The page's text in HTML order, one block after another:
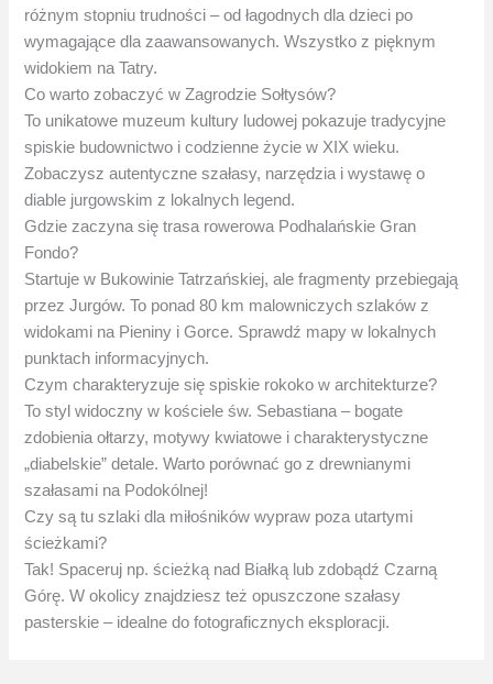
różnym stopniu trudności – od łagodnych dla dzieci po
wymagające dla zaawansowanych. Wszystko z pięknym
widokiem na Tatry.
Co warto zobaczyć w Zagrodzie Sołtysów?
To unikatowe muzeum kultury ludowej pokazuje tradycyjne
spiskie budownictwo i codzienne życie w XIX wieku.
Zobaczysz autentyczne szałasy, narzędzia i wystawę o
diable jurgowskim z lokalnych legend.
Gdzie zaczyna się trasa rowerowa Podhalańskie Gran
Fondo?
Startuje w Bukowinie Tatrzańskiej, ale fragmenty przebiegają
przez Jurgów. To ponad 80 km malowniczych szlaków z
widokami na Pieniny i Gorce. Sprawdź mapy w lokalnych
punktach informacyjnych.
Czym charakteryzuje się spiskie rokoko w architekturze?
To styl widoczny w kościele św. Sebastiana – bogate
zdobienia ołtarzy, motywy kwiatowe i charakterystyczne
„diabelskie” detale. Warto porównać go z drewnianymi
szałasami na Podokólnej!
Czy są tu szlaki dla miłośników wypraw poza utartymi
ścieżkami?
Tak! Spaceruj np. ścieżką nad Białką lub zdobądź Czarną
Górę. W okolicy znajdziesz też opuszczone szałasy
pasterskie – idealne do fotograficznych eksploracji.